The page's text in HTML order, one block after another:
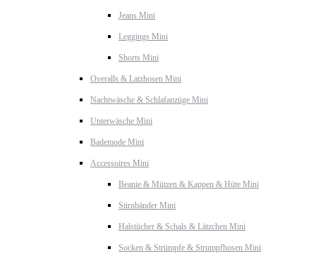
Jeans Mini
Leggings Mini
Shorts Mini
Overalls & Latzhosen Mini
Nachtwäsche & Schlafanzüge Mini
Unterwäsche Mini
Bademode Mini
Accessoires Mini
Beanie & Mützen & Kappen & Hüte Mini
Stirnbänder Mini
Halstücher & Schals & Lätzchen Mini
Socken & Strümpfe & Strumpfhosen Mini